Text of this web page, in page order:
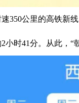
350公里的高铁新
时41分。从此，“